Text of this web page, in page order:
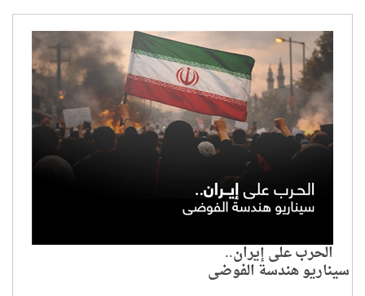
الحرب على إيران..
سيناريو هندسة الفوضى